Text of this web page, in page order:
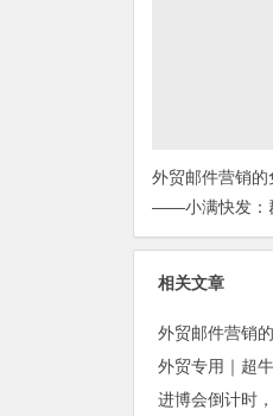
外贸邮件营销的
——小满快发：
担心IP被封
相关文章
外贸专用｜超